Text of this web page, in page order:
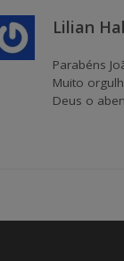
Lilian
Parabéns
Muito
Deus o